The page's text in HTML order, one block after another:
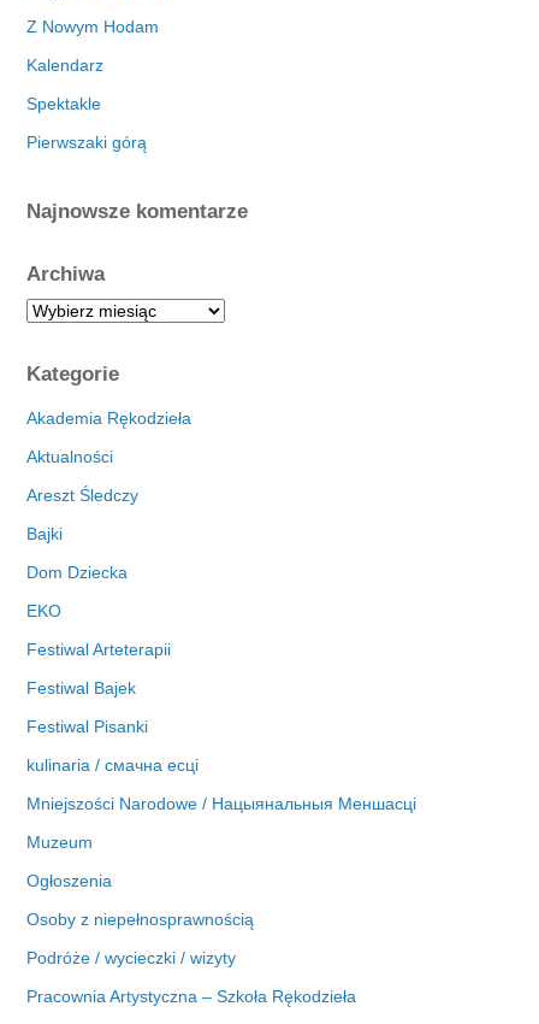
Z Nowym Hodam
Kalendarz
Spektakle
Pierwszaki górą
Najnowsze komentarze
Archiwa
A
c
h
i
a
Kategorie
Akademia Rękodzieła
Aktualności
Areszt Śledczy
Bajki
Dom Dziecka
EKO
Festiwal Arteterapii
Festiwal Bajek
Festiwal Pisanki
kulinaria / смачна есці
Mniejszości Narodowe / Нацыянальныя Меншасці
Muzeum
Ogłoszenia
Osoby z niepełnosprawnością
Podróże / wycieczki / wizyty
Pracownia Artystyczna – Szkoła Rękodzieła